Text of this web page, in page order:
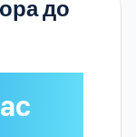
до